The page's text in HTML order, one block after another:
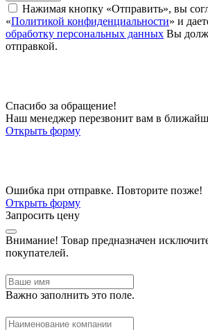
Нажимая кнопку «Отправить», вы
«Политикой конфиденциальности» и
обработку персональных данных Вы
отправкой.
Спасибо за обращение!
Наш менеджер перезвонит вам в
Открыть форму
Ошибка при отправке. Повторите позже!
Открыть форму
Запросить цену
Внимание! Товар предназначен
покупателей.
Важно заполнить это поле.